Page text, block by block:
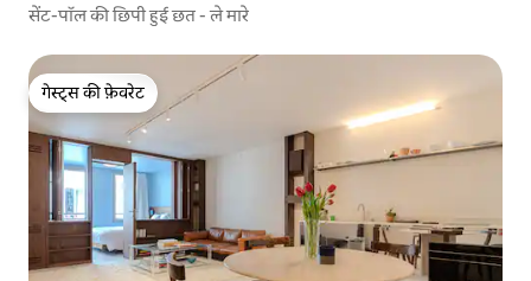
सेंट-पॉल की छिपी हुई छत - ले मारे
गेस्ट्स की फ़ेवरेट
गेस्ट्स की फ़ेवरेट